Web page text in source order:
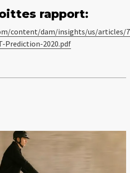
rapport:
content/dam/insights/us/articles/
Prediction-2020.pdf